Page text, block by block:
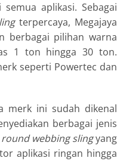
aplikasi. Sebagai
terpercaya, Megajaya
berbagai pilihan warna
1 ton hingga 30 ton.
seperti Powertec dan
merk ini sudah dikenal
berbagai jenis
round webbing slingyang
aplikasi ringan hingga